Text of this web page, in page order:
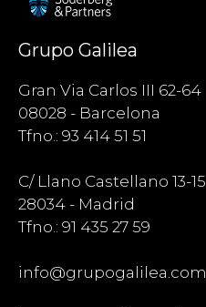
Grupo Galilea
Gran Via Carlos III 62-64
08028 - Barcelona
Tfno.: 93 414 51 51
C/ Llano Castellano 13-15
28034 - Madrid
Tfno.: 91 435 27 59
info@grupogalilea.com